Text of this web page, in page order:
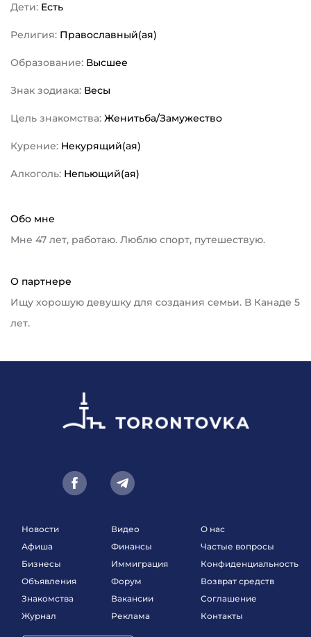
Дети: Есть
Религия: Православный(ая)
Образование: Высшее
Знак зодиака: Весы
Цель знакомства: Женитьба/Замужество
Курение: Некурящий(ая)
Алкоголь: Непьющий(ая)
Обо мне
Мне 47 лет, работаю. Люблю спорт, путешествую.
О партнере
Ищу хорошую девушку для создания семьи. В Канаде 5
лет.
Новости
Афиша
Бизнесы
Объявления
Знакомства
Журнал
Видео
Финансы
Иммиграция
Форум
Вакансии
Реклама
О нас
Частые вопросы
Конфиденциальность
Возврат средств
Соглашение
Контакты